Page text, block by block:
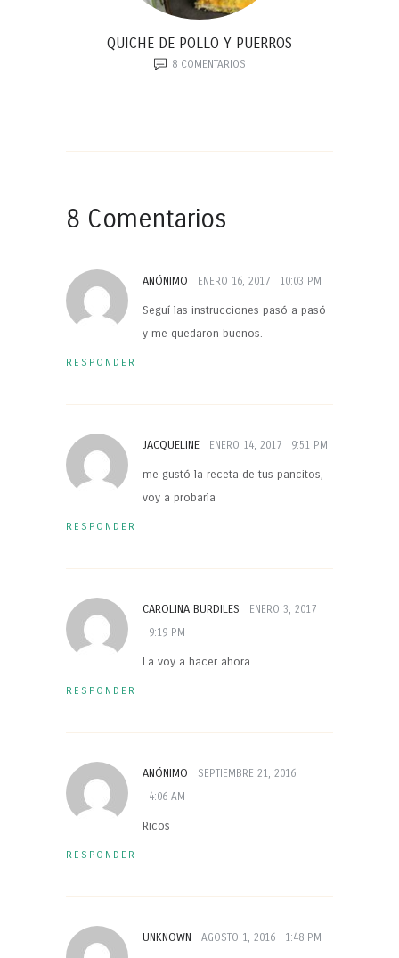
QUICHE DE POLLO Y PUERROS
8COMENTARIOS
8 Comentarios
ANÓNIMO ENERO 16, 2017 10:03 PM
Seguí las instrucciones pasó a pasó
y me quedaron buenos.
RESPONDER
JACQUELINE ENERO 14, 2017 9:51 PM
me gustó la receta de tus pancitos,
voy a probarla
RESPONDER
CAROLINA BURDILES
ENERO 3, 2017
9:19 PM
La voy a hacer ahora…
RESPONDER
ANÓNIMO
SEPTIEMBRE 21, 2016
4:06 AM
Ricos
RESPONDER
UNKNOWN AGOSTO 1, 2016 1:48 PM